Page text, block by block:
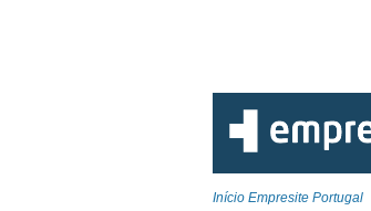
Início Empresite Portugal